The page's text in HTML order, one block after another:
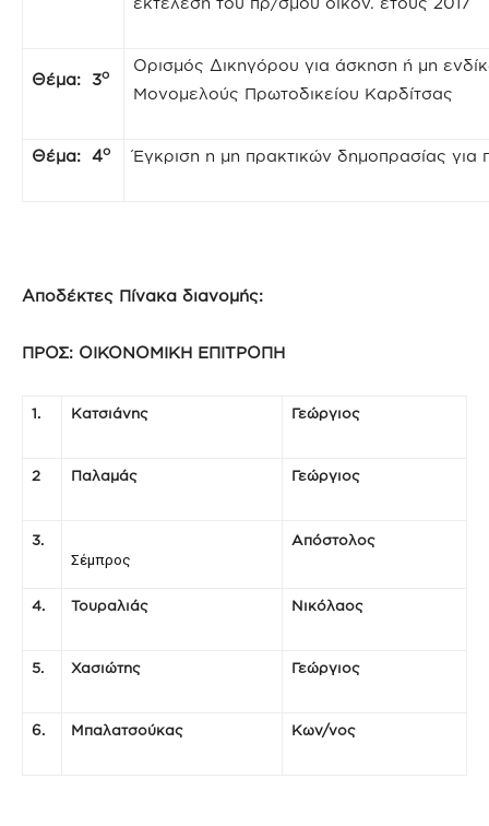
Θέμα: 3ο
Ορισμός Δικηγόρου για άσκηση ή μη
Μονομελούς Πρωτοδικείου Καρδίτσας
Θέμα: 4ο Έγκριση η μη πρακτικών δημοπρασίας
Αποδέκτες Πίνακα διανομής:
ΠΡΟΣ: ΟΙΚΟΝΟΜΙΚΗ ΕΠΙΤΡΟΠΗ
1. Κατσιάνης Γεώργιος
2 Παλαμάς Γεώργιος
3.
Σέμπρος
Απόστολος
4. Τουραλιάς Νικόλαος
5. Χασιώτης Γεώργιος
6. Μπαλατσούκας Κων/νος